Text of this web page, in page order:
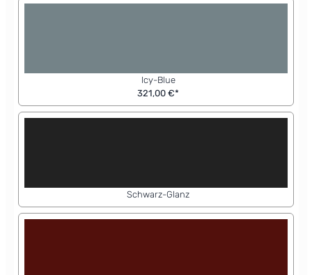
Icy-Blue
321,00 €*
Schwarz-Glanz